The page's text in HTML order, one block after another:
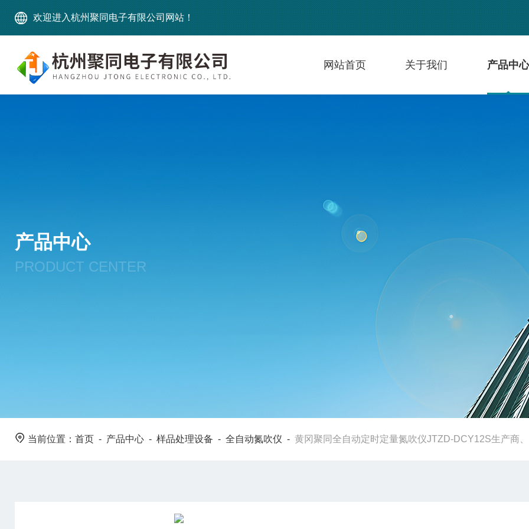
欢迎进入杭州聚同电子有限公司网站！
网站首页 关于我们 产品中心
产品中心
PRODUCT CENTER
当前位置： 首页 - 产品中心 - 样品处理设备 - 全自动氮吹仪 - 黄冈聚同全自动定时定量氮吹仪JTZD-DCY12S生产商